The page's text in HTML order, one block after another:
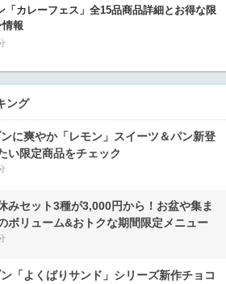
「カレーフェス」全15品商品詳細とお得な限
報
ング
に爽やか「レモン」スイーツ＆パン新登
い限定商品をチェック
みセット3種が3,000円から！お盆や集ま
ボリューム&おトクな期間限定メニュー
「よくばりサンド」シリーズ新作チョコ